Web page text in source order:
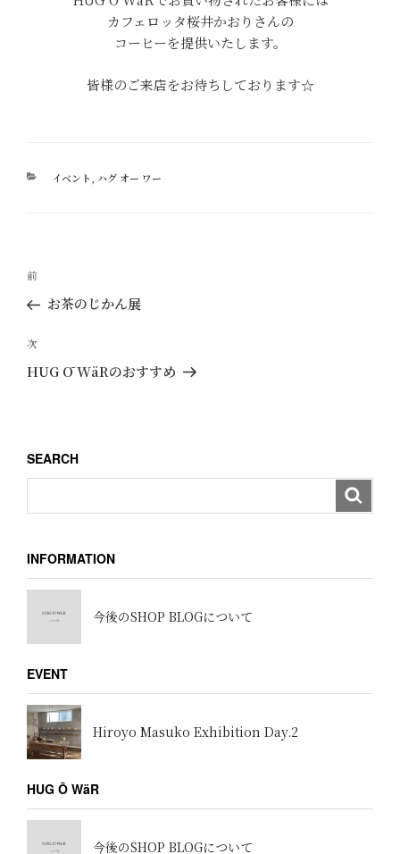
カフェロッタ桜井かおりさんの
コーヒーを提供いたします。
皆様のご来店をお待ちしております☆
カ
イベント, ハグ オー ワー
投
ナ
ビ
ゲ
ン
過
去
投
稿
前
お茶のじかん展
次
の
次
HUG Ō WäRのおすすめ
SEARCH
INFORMATION
今後のSHOP BLOGについて
EVENT
Hiroyo Masuko Exhibition Day.2
HUG Ō WäR
今後のSHOP BLOGについて